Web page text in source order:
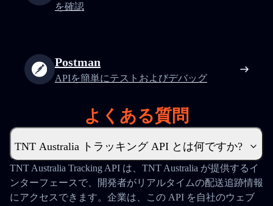
を確認
Postman
APIを簡単にテストおよびデバッグ
よくある質問
TNT Australia トラッキング API とは何ですか?
TNT Australia Tracking API は、TNT Australia が提供するイ
ンターフェースで、開発者がリアルタイムの配送追跡情報
にアクセスできます。企業は、この API を自社のウェブ